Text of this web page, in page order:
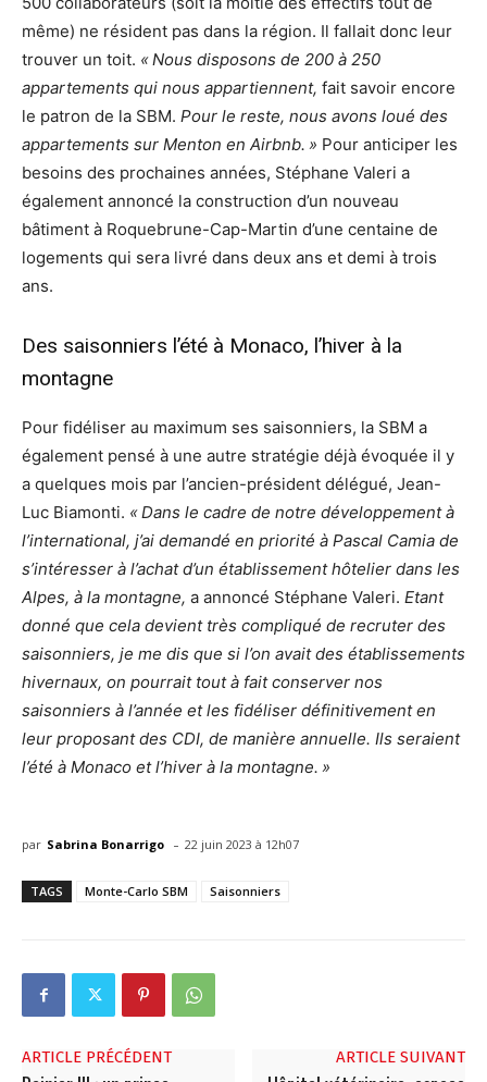
même) ne résident pas dans la région. Il fallait donc leur
trouver un toit. « Nous disposons de 200 à 250
appartements qui nous appartiennent, fait savoir encore
le patron de la SBM. Pour le reste, nous avons loué des
appartements sur Menton en Airbnb. » Pour anticiper les
besoins des prochaines années, Stéphane Valeri a
également annoncé la construction d’un nouveau
bâtiment à Roquebrune-Cap-Martin d’une centaine de
logements qui sera livré dans deux ans et demi à trois
ans.
Des saisonniers l’été à Monaco, l’hiver à la
montagne
Pour fidéliser au maximum ses saisonniers, la SBM a
également pensé à une autre stratégie déjà évoquée il y
a quelques mois par l’ancien-président délégué, Jean-
Luc Biamonti. « Dans le cadre de notre développement à
l’international, j’ai demandé en priorité à Pascal Camia de
s’intéresser à l’achat d’un établissement hôtelier dans les
Alpes, à la montagne, a annoncé Stéphane Valeri. Etant
donné que cela devient très compliqué de recruter des
saisonniers, je me dis que si l’on avait des établissements
hivernaux, on pourrait tout à fait conserver nos
saisonniers à l’année et les fidéliser définitivement en
leur proposant des CDI, de manière annuelle. Ils seraient
l’été à Monaco et l’hiver à la montagne. »
par Sabrina Bonarrigo - 22 juin 2023 à 12h07
TAGS Monte-Carlo SBM Saisonniers
ARTICLE PRÉCÉDENT ARTICLE SUIVANT